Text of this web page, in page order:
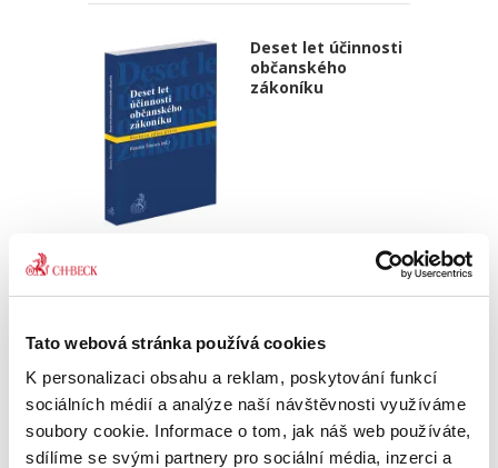
Tato webová stránka používá cookies
K personalizaci obsahu a reklam, poskytování funkcí
sociálních médií a analýze naší návštěvnosti využíváme
soubory cookie. Informace o tom, jak náš web používáte,
sdílíme se svými partnery pro sociální média, inzerci a
Deset let účinnosti
občanského
zákoníku
350,00 Kč
Kniha je sborníkem příspěvků vystupujících na
občanského zákoníku konané v lednu 2024 na
Právnické fakultě UP v Olomouci. Jejími
spoluautory jsou soudci...